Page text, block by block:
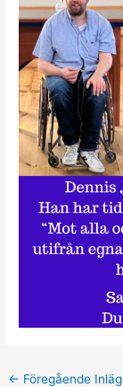
← Föregående